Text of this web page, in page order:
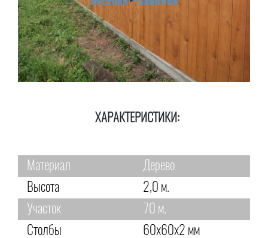
ХАРАКТЕРИСТИКИ:
Материал
Дерево
Высота
2,0 м.
Участок
70 м.
Столбы
60х60х2 мм